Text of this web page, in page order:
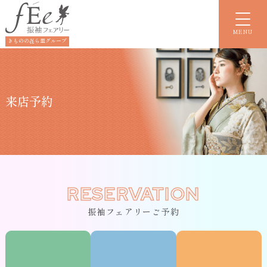
きものの㐂ら里グループ
MENU
来店予約
RESERVATION
振袖フェアリーご予約